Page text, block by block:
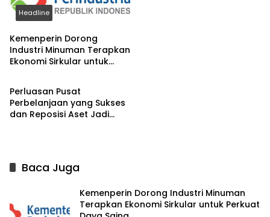
Headline
Kemenperin Dorong
Industri Minuman Terapkan
Ekonomi Sirkular untuk
Headline
Perluasan Pusat
Perbelanjaan yang Sukses
dan Reposisi Aset Jadi
Baca Juga
Kemenperin Dorong Industri Minuman
Terapkan Ekonomi Sirkular untuk Perkuat